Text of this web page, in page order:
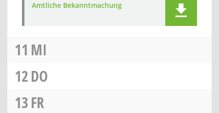
Amtliche Bekanntmachung
11 MI
12DO
13FR